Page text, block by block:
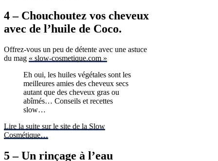
4 – Chouchoutez vos cheveux
avec de l’huile de Coco.
Offrez-vous un peu de détente avec une astuce
du mag « slow-cosmetique.com »
Eh oui, les huiles végétales sont les
meilleures amies des cheveux secs
autant que des cheveux gras ou
abîmés… Conseils et recettes
slow…
Lire la suite sur le site de la Slow
Cosmétique…
5 – Un rinçage à l’eau